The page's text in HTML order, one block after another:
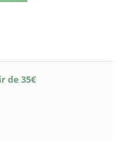
de 35€